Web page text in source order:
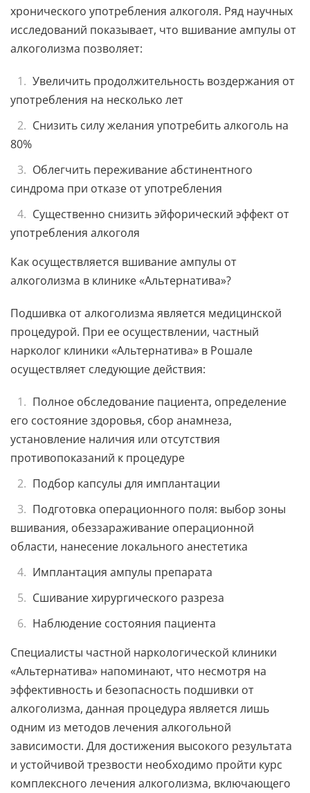
хронического употребления алкоголя. Ряд научных
исследований показывает, что вшивание ампулы от
алкоголизма позволяет:
Увеличить продолжительность воздержания от
употребления на несколько лет
Снизить силу желания употребить алкоголь на
80%
Облегчить переживание абстинентного
синдрома при отказе от употребления
Существенно снизить эйфорический эффект от
употребления алкоголя
Как осуществляется вшивание ампулы от
алкоголизма в клинике «Альтернатива»?
Подшивка от алкоголизма является медицинской
процедурой. При ее осуществлении, частный
нарколог клиники «Альтернатива» в Рошале
осуществляет следующие действия:
Полное обследование пациента, определение
его состояние здоровья, сбор анамнеза,
установление наличия или отсутствия
противопоказаний к процедуре
Подбор капсулы для имплантации
Подготовка операционного поля: выбор зоны
вшивания, обеззараживание операционной
области, нанесение локального анестетика
Имплантация ампулы препарата
Сшивание хирургического разреза
Наблюдение состояния пациента
Специалисты частной наркологической клиники
«Альтернатива» напоминают, что несмотря на
эффективность и безопасность подшивки от
алкоголизма, данная процедура является лишь
одним из методов лечения алкогольной
зависимости. Для достижения высокого результата
и устойчивой трезвости необходимо пройти курс
комплексного лечения алкоголизма, включающего